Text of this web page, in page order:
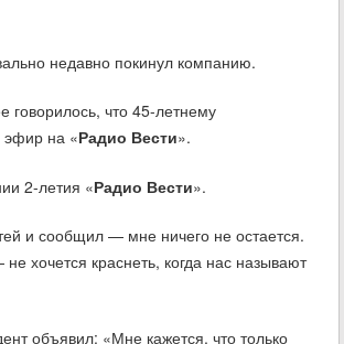
недавно покинул компанию.
что 45-летнему
эфир на «Радио Вести».
2-летия «Радио Вести».
и сообщил — мне ничего не остается.
хочется краснеть, когда нас называют
объявил: «Мне кажется, что только